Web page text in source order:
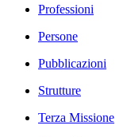
Professioni
Persone
Pubblicazioni
Strutture
Terza Missione